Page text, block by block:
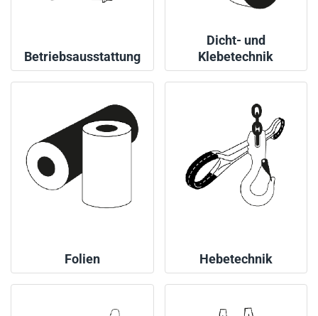
Betriebsausstattung
Dicht- und
Klebetechnik
Folien Hebetechnik